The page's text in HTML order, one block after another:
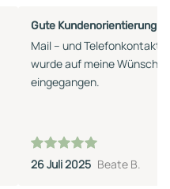
Gute Kundenorientierung
Mail – und Telefonkontakt.
wurde auf meine Wünsche
eingegangen.
26 Juli 2025 Beate B.